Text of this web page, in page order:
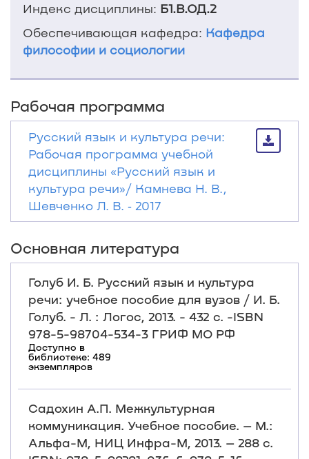
Индекс дисциплины: Б1.В.ОД.2
Обеспечивающая кафедра: Кафедра
философии и социологии
Рабочая программа
Русский язык и культура речи:
Рабочая программа учебной
дисциплины «Русский язык и
культура речи»/ Камнева Н. В.,
Шевченко Л. В. ‐ 2017
Основная литература
Голуб И. Б. Русский язык и культура
речи: учебное пособие для вузов / И. Б.
Голуб. - Л. : Логос, 2013. - 432 с. -ISBN
978-5-98704-534-3 ГРИФ МО РФ
Доступно в
библиотеке: 489
экземпляров
Садохин А.П. Межкультурная
коммуникация. Учебное пособие. – М.:
Альфа-М, НИЦ Инфра-М, 2013. – 288 с.